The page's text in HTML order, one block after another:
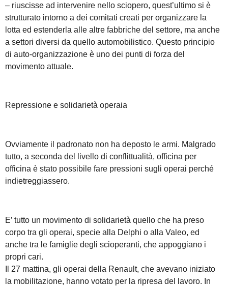
– riuscisse ad intervenire nello sciopero, quest’ultimo si è
strutturato intorno a dei comitati creati per organizzare la
lotta ed estenderla alle altre fabbriche del settore, ma anche
a settori diversi da quello automobilistico. Questo principio
di auto-organizzazione è uno dei punti di forza del
movimento attuale.
Repressione e solidarietà operaia
Ovviamente il padronato non ha deposto le armi. Malgrado
tutto, a seconda del livello di conflittualità, officina per
officina è stato possibile fare pressioni sugli operai perché
indietreggiassero.
E’ tutto un movimento di solidarietà quello che ha preso
corpo tra gli operai, specie alla Delphi o alla Valeo, ed
anche tra le famiglie degli scioperanti, che appoggiano i
propri cari.
Il 27 mattina, gli operai della Renault, che avevano iniziato
la mobilitazione, hanno votato per la ripresa del lavoro. In